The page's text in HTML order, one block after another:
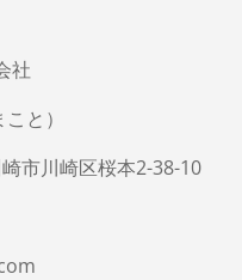
社
と）
市川崎区桜本2-38-10